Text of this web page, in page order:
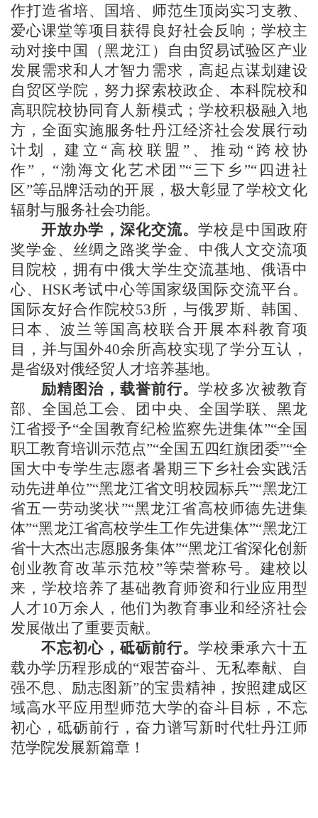
作打造省培、国培、师范生顶岗实习支教、
爱心课堂等项目获得良好社会反响；学校主
动对接中国（黑龙江）自由贸易试验区产业
发展需求和人才智力需求，高起点谋划建设
自贸区学院，努力探索校政企、本科院校和
高职院校协同育人新模式；学校积极融入地
方，全面实施服务牡丹江经济社会发展行动
计划，建立“高校联盟”、推动“跨校协
作”，“渤海文化艺术团”“三下乡”“四进社
区”等品牌活动的开展，极大彰显了学校文化
辐射与服务社会功能。
开放办学，深化交流。学校是中国政府
奖学金、丝绸之路奖学金、中俄人文交流项
目院校，拥有中俄大学生交流基地、俄语中
心、HSK考试中心等国家级国际交流平台。
国际友好合作院校53所，与俄罗斯、韩国、
日本、波兰等国高校联合开展本科教育项
目，并与国外40余所高校实现了学分互认，
是省级对俄经贸人才培养基地。
励精图治，载誉前行。学校多次被教育
部、全国总工会、团中央、全国学联、黑龙
江省授予“全国教育纪检监察先进集体”“全国
职工教育培训示范点”“全国五四红旗团委”“全
国大中专学生志愿者暑期三下乡社会实践活
动先进单位”“黑龙江省文明校园标兵”“黑龙江
省五一劳动奖状”“黑龙江省高校师德先进集
体”“黑龙江省高校学生工作先进集体”“黑龙江
省十大杰出志愿服务集体”“黑龙江省深化创新
创业教育改革示范校”等荣誉称号。建校以
来，学校培养了基础教育师资和行业应用型
人才10万余人，他们为教育事业和经济社会
发展做出了重要贡献。
不忘初心，砥砺前行。学校秉承六十五
载办学历程形成的“艰苦奋斗、无私奉献、自
强不息、励志图新”的宝贵精神，按照建成区
域高水平应用型师范大学的奋斗目标，不忘
初心，砥砺前行，奋力谱写新时代牡丹江师
范学院发展新篇章！